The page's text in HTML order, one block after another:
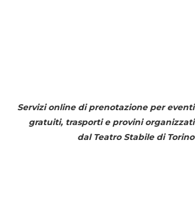
Servizi online di prenotazione per eventi
gratuiti, trasporti e provini organizzati
dal Teatro Stabile di Torino